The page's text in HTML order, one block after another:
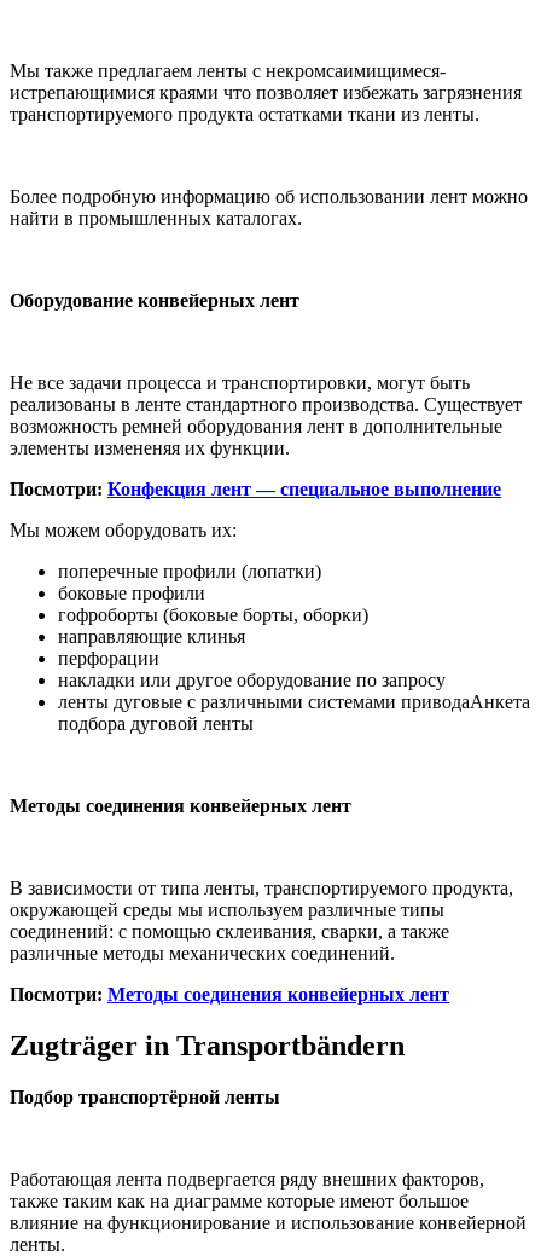
Мы также предлагаем ленты с некромсаимищимеся-
истрепающимися краями что позволяет избежать загрязнения
транспортируемого продукта остатками ткани из ленты.
Более подробную информацию об использовании лент можно
найти в промышленных каталогах.
Оборудование конвейерных лент
Не все задачи процесса и транспортировки, могут быть
реализованы в ленте стандартного производства. Существует
возможность ремней оборудования лент в дополнительные
элементы измененяя их функции.
Посмотри: Конфекция лент — специальное выполнение
Мы можем оборудовать их:
поперечные профили (лопатки)
боковые профили
гофроборты (боковые борты, оборки)
направляющие клинья
перфорации
накладки или другое оборудование по запросу
ленты дуговые с различными системами приводаАнкета
подбора дуговой ленты
Методы соединения конвейерных лент
В зависимости от типа ленты, транспортируемого продукта,
окружающей среды мы используем различные типы
соединений: с помощью склеивания, сварки, а также
различные методы механических соединений.
Посмотри: Методы соединения конвейерных лент
Zugträger in Transportbändern
Подбор транспортёрной ленты
Работающая лента подвергается ряду внешних факторов,
также таким как на диаграмме которые имеют большое
влияние на функционирование и использование конвейерной
ленты.